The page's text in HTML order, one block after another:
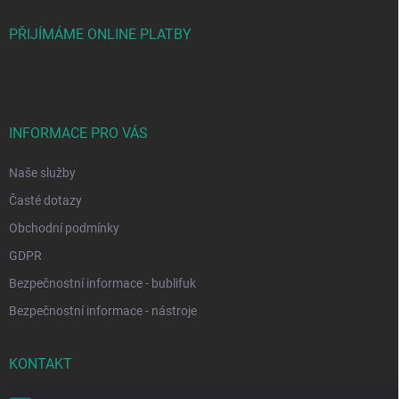
PŘIJÍMÁME ONLINE PLATBY
INFORMACE PRO VÁS
Naše služby
Časté dotazy
Obchodní podmínky
GDPR
Bezpečnostní informace - bublifuk
Bezpečnostní informace - nástroje
KONTAKT